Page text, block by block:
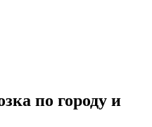
по городу и